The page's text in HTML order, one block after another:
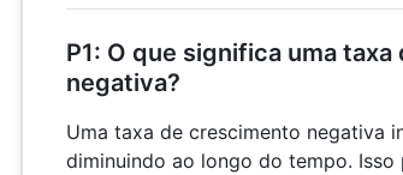
P1: O que significa uma
negativa?
Uma taxa de crescimento negativa
diminuindo ao longo do tempo. Isso